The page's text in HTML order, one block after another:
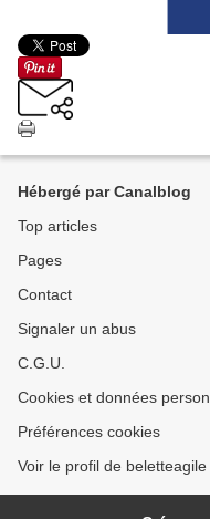
Hébergé par Canalblog
Top articles
Pages
Contact
Signaler un abus
C.G.U.
Cookies et données
Préférences cookies
Voir le profil de